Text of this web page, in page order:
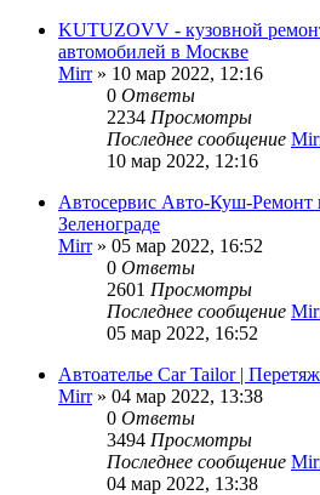
KUTUZOVV - кузовной
автомобилей в Москве
Mirr» 10 мар 2022, 12:16
0 Ответы
2234 Просмотры
Последнее сообщение
10 мар 2022, 12:16
Автосервис Авто-Куш-Ремонт
Зеленограде
Mirr» 05 мар 2022, 16:52
0 Ответы
2601 Просмотры
Последнее сообщение
05 мар 2022, 16:52
Автоателье Car Tailor |
Mirr» 04 мар 2022, 13:38
0 Ответы
3494 Просмотры
Последнее сообщение
04 мар 2022, 13:38